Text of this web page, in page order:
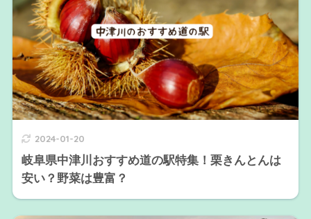
2024-01-20
岐阜県中津川おすすめ道の駅特集！栗きんとんは
安い？野菜は豊富？